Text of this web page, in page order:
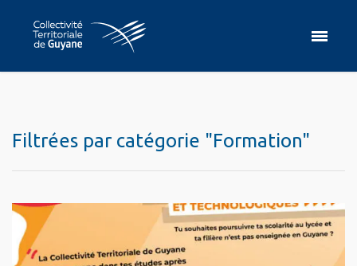
Filtrées par catégorie "Formation"